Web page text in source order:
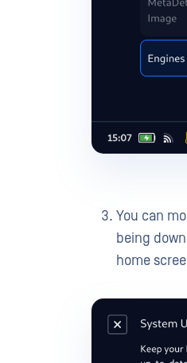
You can
being
home